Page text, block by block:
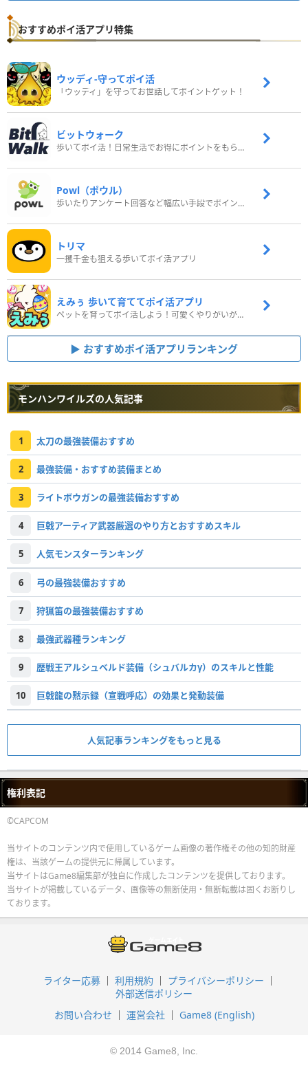
おすすめポイ活アプリ特集
ウッディ‐守ってポイ活
「ウッディ」を守ってお世話してポイントゲット！
ビットウォーク
歩いてポイ活！日常生活でお得にポイントをもらおう
Powl（ポウル）
歩いたりアンケート回答など幅広い手段でポイントをゲット
トリマ
一攫千金も狙える歩いてポイ活アプリ
えみぅ 歩いて育ててポイ活アプリ
ペットを育ってポイ活しよう！可愛くやりがいがある新感覚アプリ
おすすめポイ活アプリランキング
モンハンワイルズの人気記事
1 太刀の最強装備おすすめ
2 最強装備・おすすめ装備まとめ
3 ライトボウガンの最強装備おすすめ
4 巨戟アーティア武器厳選のやり方とおすすめスキル
5 人気モンスターランキング
6 弓の最強装備おすすめ
7 狩猟笛の最強装備おすすめ
8 最強武器種ランキング
9 歴戦王アルシュベルド装備（シュバルカγ）のスキルと性能
10 巨戟龍の黙示録（宣戦呼応）の効果と発動装備
人気記事ランキングをもっと見る
権利表記
©CAPCOM
当サイトのコンテンツ内で使用しているゲーム画像の著作権その他の知的財産
権は、当該ゲームの提供元に帰属しています。
当サイトはGame8編集部が独自に作成したコンテンツを提供しております。
当サイトが掲載しているデータ、画像等の無断使用・無断転載は固くお断りし
ております。
ライター応募 利用規約
プライバシーポリシー
外部送信ポリシー
お問い合わせ
運営会社 Game8 (English)
© 2014 Game8, Inc.